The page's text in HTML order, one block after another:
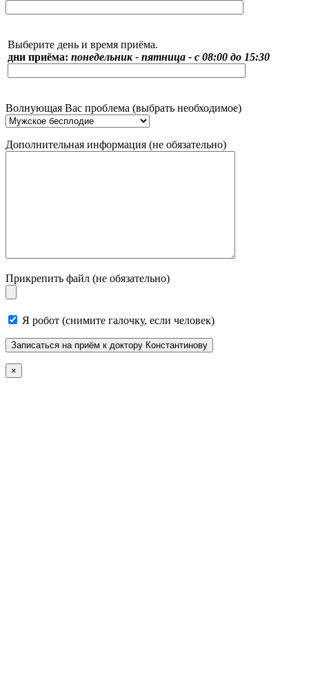
Выберите день и время приёма.
дни приёма: понедельник - пятница - с 08:00 до 15:30
Волнующая Вас проблема (выбрать необходимое)
Дополнительная информация (не обязательно)
Прикрепить файл (не обязательно)
Я робот (снимите галочку, если человек)
×